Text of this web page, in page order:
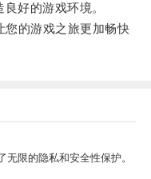
好的游戏环境。
的游戏之旅更加畅快
限的隐私和安全性保护。